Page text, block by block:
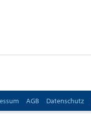
AGB Datenschutz